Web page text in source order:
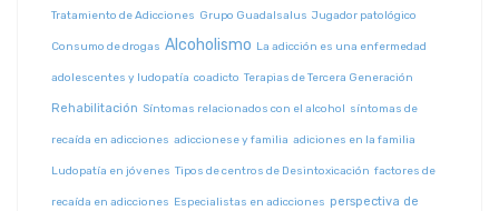
Tratamiento de Adicciones Grupo Guadalsalus Jugador patológico
Consumo de drogas Alcoholismo La adicción es una enfermedad
adolescentes y ludopatía coadicto Terapias de Tercera Generación
Rehabilitación Síntomas relacionados con el alcohol síntomas de
recaída en adicciones adiccionese y familia adiciones en la familia
Ludopatía en jóvenes Tipos de centros de Desintoxicación factores de
recaída en adicciones Especialistas en adicciones perspectiva de